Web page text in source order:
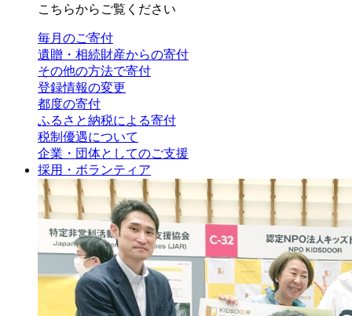
こちらからご覧ください
毎月のご寄付
遺贈・相続財産からの寄付
その他の方法で寄付
登録情報の変更
都度の寄付
ふるさと納税による寄付
税制優遇について
企業・団体としてのご支援
採用・ボランティア